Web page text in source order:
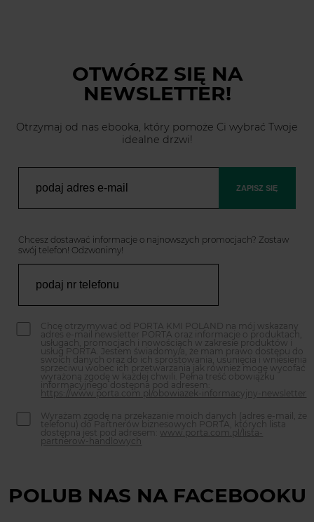
OTWÓRZ SIĘ NA
NEWSLETTER!
Otrzymaj od nas ebooka, który pomoże Ci wybrać Twoje
idealne drzwi!
ZAPISZ SIĘ
Chcesz dostawać informacje o najnowszych promocjach? Zostaw
swój telefon! Odzwonimy!
Chcę otrzymywać od PORTA KMI POLAND na mój wskazany
adres e-mail newsletter PORTA oraz informacje o produktach,
usługach, promocjach i nowościach w zakresie produktów i
usług PORTA. Jestem świadomy/a, że mam prawo dostępu do
swoich danych oraz do ich sprostowania, usunięcia i wniesienia
sprzeciwu wobec ich przetwarzania jak również mogę wycofać
wyrażoną zgodę w każdej chwili. Pełna treść obowiązku
informacyjnego dostępna pod adresem:
https://www.porta.com.pl/obowiazek-informacyjny-newsletter
Wyrażam zgodę na przekazanie moich danych (adres e-mail, że
telefonu) do Partnerów biznesowych PORTA, których lista
dostępna jest pod adresem:
www.porta.com.pl/lista-
partnerow-handlowych
POLUB NAS NA FACEBOOKU